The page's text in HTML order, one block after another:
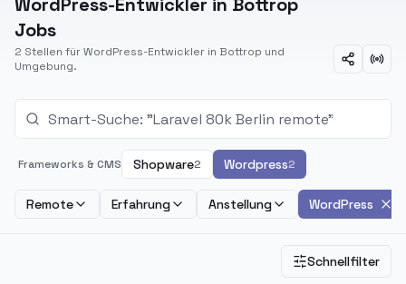
Jobs
2 Stellen für WordPress-Entwickler in Bottrop und
Umgebung.
Frameworks & CMS Shopware2 Wordpress2
Remote Erfahrung Anstellung WordPress
Schnellfilter